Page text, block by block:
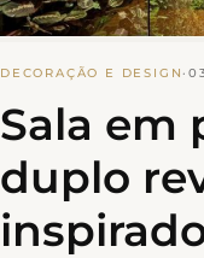
DECORAÇÃO E DESIGN·
Sala em
duplo